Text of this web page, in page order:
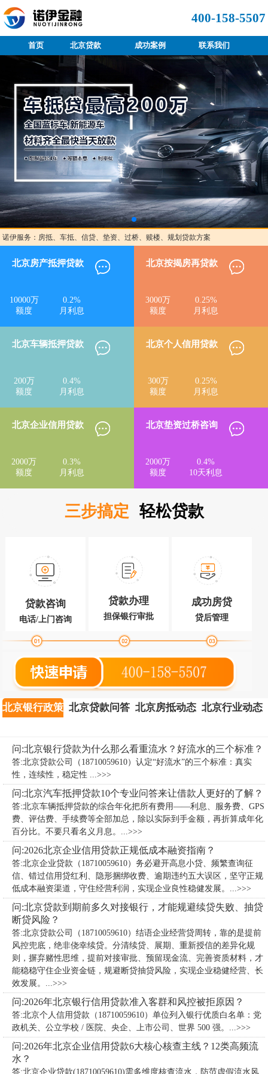
400-158-5507
首页 北京贷款 成功案例 联系我们
诺伊服务：房抵、车抵、信贷、垫资、过桥、赎楼、规划贷款方案
北京房产抵押贷款
10000万
额度
0.2%
月利息
北京按揭房再贷款
3000万
额度
0.25%
月利息
北京车辆抵押贷款
200万
额度
0.4%
月利息
北京个人信用贷款
300万
额度
0.25%
月利息
北京企业信用贷款
2000万
额度
0.3%
月利息
北京垫资过桥咨询
2000万
额度
0.4%
10天利息
三步搞定 轻松贷款
贷款咨询
电话/上门咨询
贷款办理
担保银行审批
成功房贷
贷后管理
北京银行政策 北京贷款问答 北京房抵动态 北京行业动态
问:北京银行贷款为什么那么看重流水？好流水的三个标准？
答:北京贷款公司（18710059610）认定“好流水”的三个标准：真实
性，连续性，稳定性 ...>>>
问:北京汽车抵押贷款10个专业问答来让借款人更好的了解？
答:北京车辆抵押贷款的综合年化把所有费用——利息、服务费、GPS
费、评估费、手续费等全部加总，除以实际到手金额，再折算成年化
百分比。不要只看名义月息。...>>>
问:2026北京企业信用贷款正规低成本融资指南？
答:北京企业贷款（18710059610）务必避开高息小贷、频繁查询征
信、错过信用贷红利、隐形捆绑收费、逾期违约五大误区，坚守正规
低成本融资渠道，守住经营利润，实现企业良性稳健发展。...>>>
问:北京贷款到期前多久对接银行，才能规避续贷失败、抽贷
断贷风险？
答:北京贷款公司（18710059610）​结语企业经营贷周转，靠的是提前
风控兜底，绝非侥幸续贷。分清续贷、展期、重新授信的差异化规
则，摒弃赌性思维，提前对接审批、预留现金流、完善资质材料，才
能稳稳守住企业资金链，规避断贷抽贷风险，实现企业稳健经营、长
效发展。...>>>
问:2026年北京银行信用贷款准入客群和风控被拒原因？
答:北京个人信用贷款（18710059610）单位列入银行优质白名单：党
政机关、公立学校 / 医院、央企、上市公司、世界 500 强。...>>>
问:2026年北京企业信用贷款6大核心核查主线？12类高频流
水？
答:北京企业贷款(18710059610)需多维度核查流水，防范虚假流水风